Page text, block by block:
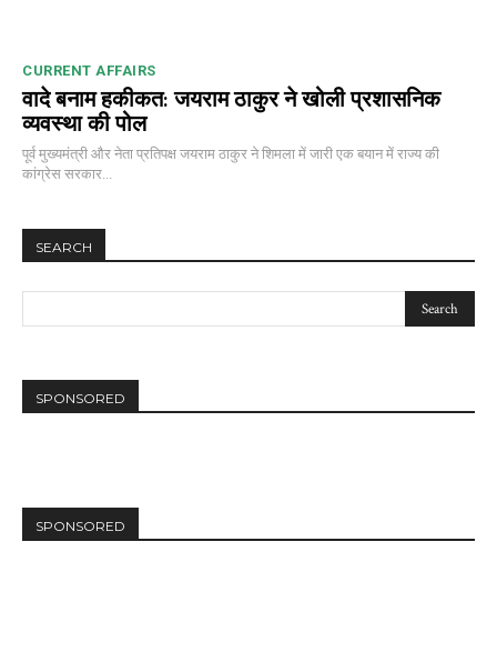
CURRENT AFFAIRS
वादे बनाम हकीकत: जयराम ठाकुर ने खोली प्रशासनिक
व्यवस्था की पोल
पूर्व मुख्यमंत्री और नेता प्रतिपक्ष जयराम ठाकुर ने शिमला में जारी एक बयान में राज्य की
कांग्रेस सरकार...
SEARCH
SPONSORED
SPONSORED